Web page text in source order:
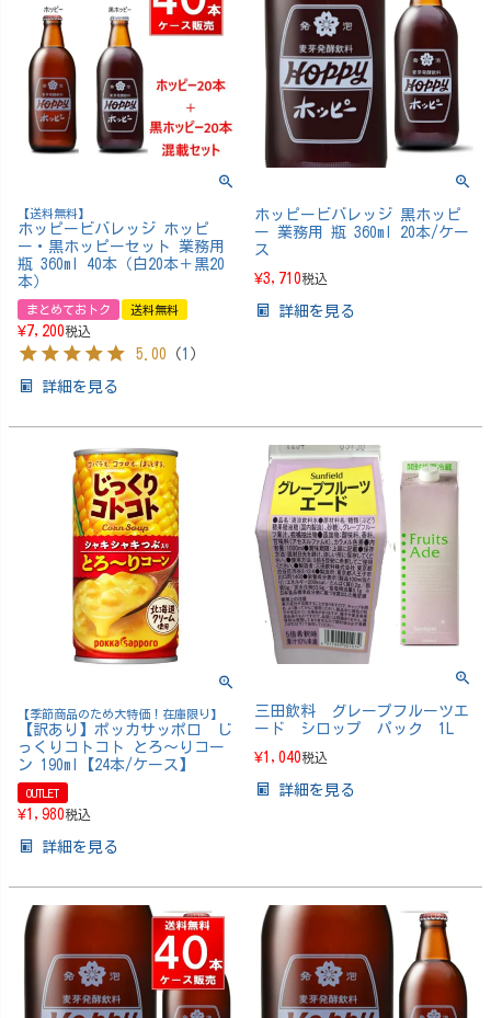
【送料無料】
ホッピービバレッジ ホッピ
ー・黒ホッピーセット 業務用
瓶 360ml 40本（白20本＋黒20
本）
まとめておトク 送料無料
¥7,200税込
5.00 （ 1 ）
詳細を見る
ホッピービバレッジ 黒ホッピ
ー 業務用 瓶 360ml 20本/ケー
ス
¥3,710税込
詳細を見る
【季節商品のため大特価！在庫限り】
【訳あり】ポッカサッポロ じ
っくりコトコト とろ～りコー
ン 190ml【24本/ケース】
OUTLET
¥1,980税込
詳細を見る
三田飲料 グレープフルーツエ
ード シロップ パック 1L
¥1,040税込
詳細を見る